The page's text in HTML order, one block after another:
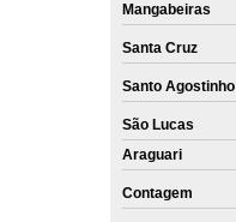
Mangabeiras
Santa Cruz
Santo Agostinho
São Lucas
Araguari
Contagem